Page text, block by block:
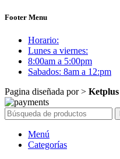
Footer Menu
Horario:
Lunes a viernes:
8:00am a 5:00pm
Sabados: 8am a 12:pm
Pagina diseñada por > Ketplus
Menú
Categorías